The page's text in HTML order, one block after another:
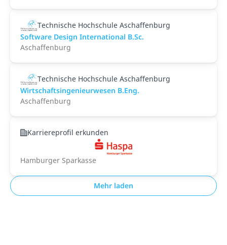
Technische Hochschule Aschaffenburg
Software Design International B.Sc.
Aschaffenburg
Technische Hochschule Aschaffenburg
Wirtschaftsingenieurwesen B.Eng.
Aschaffenburg
Karriereprofil erkunden
Hamburger Sparkasse
Mehr laden